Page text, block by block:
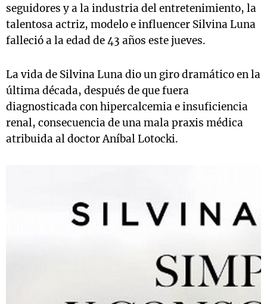
seguidores y a la industria del entretenimiento, la
talentosa actriz, modelo e influencer Silvina Luna
falleció a la edad de 43 años este jueves.
La vida de Silvina Luna dio un giro dramático en la
última década, después de que fuera
diagnosticada con hipercalcemia e insuficiencia
renal, consecuencia de una mala praxis médica
atribuida al doctor Aníbal Lotocki.